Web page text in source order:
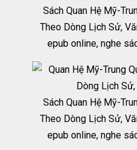
Sách Quan Hệ Mỹ-
Theo Dòng Lịch Sử,
epub online, nghe
Sách Quan Hệ Mỹ-
Theo Dòng Lịch Sử,
epub online, nghe